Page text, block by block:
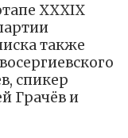
XXXIX
также
спикер
Грачёв и